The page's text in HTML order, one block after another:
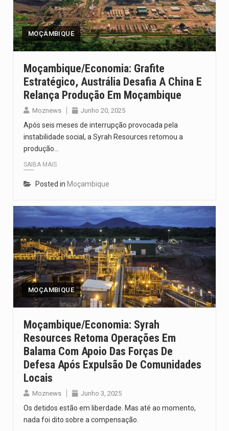
Segundo as autoridades canadianas, mais de 200 incêndios florestais continuam…
De acordo com as autoridades de saúde da Faixa de…
Cover photo suggestion (in English): A police officer outside a…
MOÇAMBIQUE
Moçambique/Economia: Grafite
Estratégico, Austrália Desafia A China E
Relança Produção Em Moçambique
Moznews Junho 20, 2025
Após seis meses de interrupção provocada pela
instabilidade social, a Syrah Resources retomou a
produção…
SAIBA MAIS
Posted in Moçambique
MOÇAMBIQUE
Moçambique/Economia: Syrah
Resources Retoma Operações Em
Balama Com Apoio Das Forças De
Defesa Após Expulsão De Comunidades
Locais
Moznews Junho 3, 2025
Os detidos estão em liberdade. Mas até ao momento,
nada foi dito sobre a compensação.